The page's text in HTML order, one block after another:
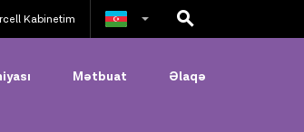
Kabinetim
Mətbuat Əlaqə